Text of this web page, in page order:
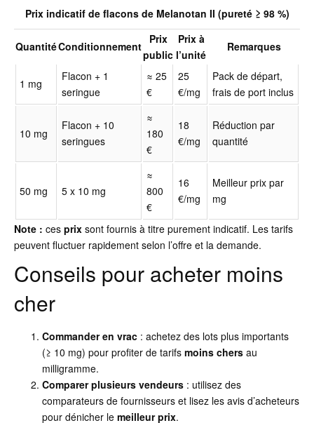
Prix indicatif de flacons de Melanotan II (pureté ≥ 98 %)
QuantitéConditionnement
Prix
public
Prix à
l’unité
Remarques
1 mg
Flacon + 1
seringue
≈ 25
€
25
€/mg
Pack de départ,
frais de port inclus
10 mg
Flacon + 10
seringues
≈
180
€
18
€/mg
Réduction par
quantité
50 mg 5 x 10 mg
≈
800
€
16
€/mg
Meilleur prix par
mg
Note : ces prix sont fournis à titre purement indicatif. Les tarifs
peuvent fluctuer rapidement selon l’offre et la demande.
Conseils pour acheter moins
cher
Commander en vrac : achetez des lots plus importants
(≥ 10 mg) pour profiter de tarifs moins chers au
milligramme.
Comparer plusieurs vendeurs : utilisez des
comparateurs de fournisseurs et lisez les avis d’acheteurs
pour dénicher le meilleur prix.